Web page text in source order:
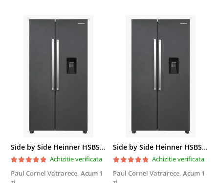
Side by Side Heinner HSBS-HM439NFINVDGWDE++, Total No Frost, Compresor Inverter, Dozator Apa, Display Touch LED, 439 L, Clasa E, Gri Antracit Texturat
Achizitie verificata
Paul Cornel Vatrarece, Acum 1
Side by Side Heinner HSBS-HM439NFINVDGWDE++, Total No Frost, Compresor Inverter, Dozator Apa, Display Touch LED, 439 L, Clasa E, Gri Antracit Texturat
Achizitie verificata
Paul Cornel Vatrarece, Acum 1